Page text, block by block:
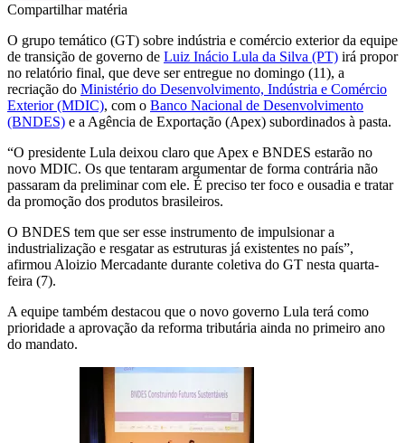
Compartilhar matéria
O grupo temático (GT) sobre indústria e comércio exterior da equipe
de transição de governo de Luiz Inácio Lula da Silva (PT) irá propor
no relatório final, que deve ser entregue no domingo (11), a
recriação do Ministério do Desenvolvimento, Indústria e Comércio
Exterior (MDIC), com o Banco Nacional de Desenvolvimento
(BNDES) e a Agência de Exportação (Apex) subordinados à pasta.
“O presidente Lula deixou claro que Apex e BNDES estarão no
novo MDIC. Os que tentaram argumentar de forma contrária não
passaram da preliminar com ele. É preciso ter foco e ousadia e tratar
da promoção dos produtos brasileiros.
O BNDES tem que ser esse instrumento de impulsionar a
industrialização e resgatar as estruturas já existentes no país”,
afirmou Aloizio Mercadante durante coletiva do GT nesta quarta-
feira (7).
A equipe também destacou que o novo governo Lula terá como
prioridade a aprovação da reforma tributária ainda no primeiro ano
do mandato.